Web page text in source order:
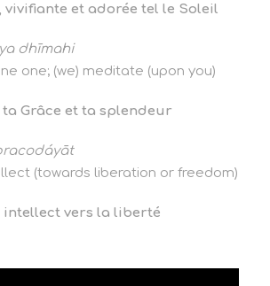
vivifiante et adorée tel le Soleil
dhīmahi
one; (we) meditate (upon you)
Grâce et ta splendeur
(towards liberation or freedom)
vers la liberté